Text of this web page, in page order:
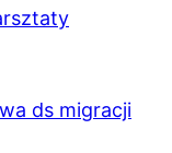
ds migracji